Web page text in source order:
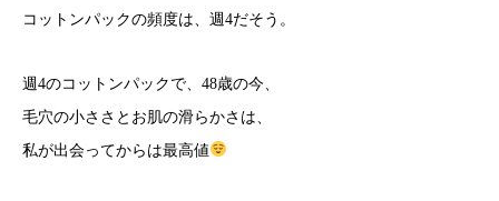
コットンパックの頻度は、週4だそう。
週4のコットンパックで、48歳の今、
毛穴の小ささとお肌の滑らかさは、
私が出会ってからは最高値